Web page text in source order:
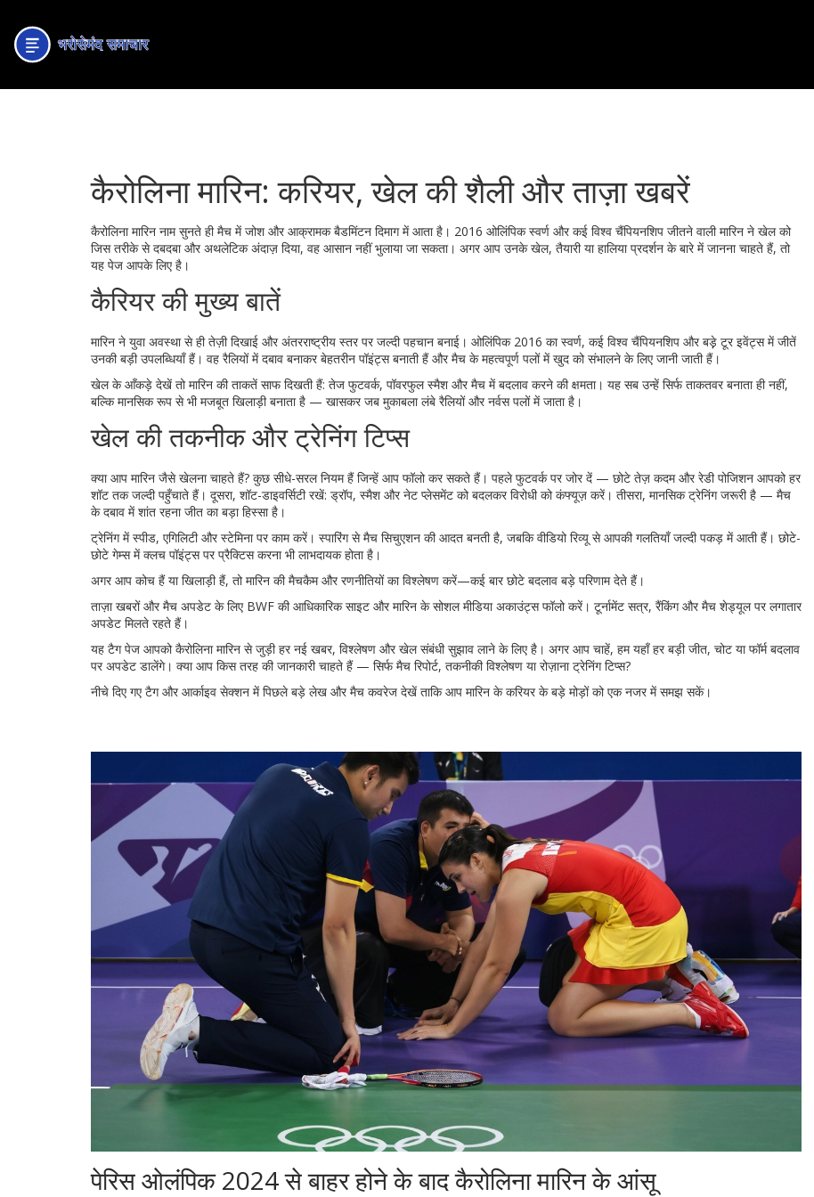
कैरोलिना मारिन: करियर, खेल की शैली और ताज़ा खबरें
कैरोलिना मारिन नाम सुनते ही मैच में जोश और आक्रामक बैडमिंटन दिमाग में आता है। 2016 ओलिंपिक स्वर्ण और कई विश्व चैंपियनशिप जीतने वाली मारिन ने खेल को
जिस तरीके से दबदबा और अथलेटिक अंदाज़ दिया, वह आसान नहीं भुलाया जा सकता। अगर आप उनके खेल, तैयारी या हालिया प्रदर्शन के बारे में जानना चाहते हैं, तो
यह पेज आपके लिए है।
कैरियर की मुख्य बातें
मारिन ने युवा अवस्था से ही तेज़ी दिखाई और अंतरराष्ट्रीय स्तर पर जल्दी पहचान बनाई। ओलिंपिक 2016 का स्वर्ण, कई विश्व चैंपियनशिप और बड़़े टूर इवेंट्स में जीतें
उनकी बड़ी उपलब्धियाँ हैं। वह रैलियों में दबाव बनाकर बेहतरीन पॉइंट्स बनाती हैं और मैच के महत्वपूर्ण पलों में खुद को संभालने के लिए जानी जाती हैं।
खेल के आँकड़े देखें तो मारिन की ताकतें साफ दिखती हैं: तेज फुटवर्क, पॉवरफुल स्मैश और मैच में बदलाव करने की क्षमता। यह सब उन्हें सिर्फ ताकतवर बनाता ही नहीं,
बल्कि मानसिक रूप से भी मजबूत खिलाड़ी बनाता है — खासकर जब मुकाबला लंबे रैलियों और नर्वस पलों में जाता है।
खेल की तकनीक और ट्रेनिंग टिप्स
क्या आप मारिन जैसे खेलना चाहते हैं? कुछ सीधे-सरल नियम हैं जिन्हें आप फॉलो कर सकते हैं। पहले फुटवर्क पर जोर दें — छोटे तेज़ कदम और रेडी पोजिशन आपको हर
शॉट तक जल्दी पहुँचाते हैं। दूसरा, शॉट-डाइवर्सिटी रखें: ड्रॉप, स्मैश और नेट प्लेसमेंट को बदलकर विरोधी को कंफ्यूज़ करें। तीसरा, मानसिक ट्रेनिंग जरूरी है — मैच
के दबाव में शांत रहना जीत का बड़ा हिस्सा है।
ट्रेनिंग में स्पीड, एगिलिटी और स्टेमिना पर काम करें। स्पारिंग से मैच सिचुएशन की आदत बनती है, जबकि वीडियो रिव्यू से आपकी गलतियाँ जल्दी पकड़ में आती हैं। छोटे-
छोटे गेम्स में क्लच पॉइंट्स पर प्रैक्टिस करना भी लाभदायक होता है।
अगर आप कोच हैं या खिलाड़ी हैं, तो मारिन की मैचकैम और रणनीतियों का विश्लेषण करें—कई बार छोटे बदलाव बड़े परिणाम देते हैं।
ताज़ा खबरों और मैच अपडेट के लिए BWF की आधिकारिक साइट और मारिन के सोशल मीडिया अकाउंट्स फॉलो करें। टूर्नामेंट सत्र, रैंकिंग और मैच शेड्यूल पर लगातार
अपडेट मिलते रहते हैं।
यह टैग पेज आपको कैरोलिना मारिन से जुड़ी हर नई खबर, विश्लेषण और खेल संबंधी सुझाव लाने के लिए है। अगर आप चाहें, हम यहाँ हर बड़ी जीत, चोट या फॉर्म बदलाव
पर अपडेट डालेंगे। क्या आप किस तरह की जानकारी चाहते हैं — सिर्फ मैच रिपोर्ट, तकनीकी विश्लेषण या रोज़ाना ट्रेनिंग टिप्स?
नीचे दिए गए टैग और आर्काइव सेक्शन में पिछले बड़े लेख और मैच कवरेज देखें ताकि आप मारिन के करियर के बड़े मोड़ों को एक नजर में समझ सकें।
पेरिस ओलंपिक 2024 से बाहर होने के बाद कैरोलिना मारिन के आंसू